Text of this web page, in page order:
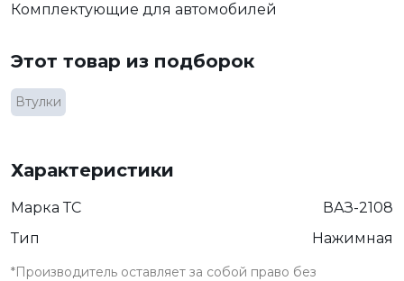
Комплектующие для автомобилей
Этот товар из подборок
Втулки
Характеристики
Марка ТС
ВАЗ-2108
Тип
Нажимная
*Производитель оставляет за собой право без